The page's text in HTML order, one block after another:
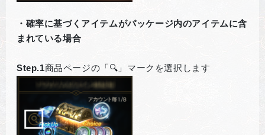
・確率に基づくアイテムがパッケージ内のアイテムに含
まれている場合
Step.1商品ページの「🔍」マークを選択します